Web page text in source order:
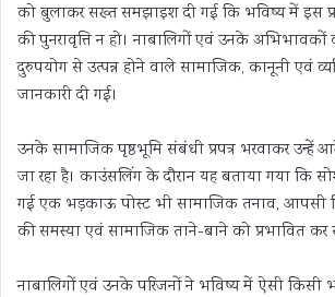
को बुलाकर सख्त समझाइश दी गई कि भविष्य में इस
की पुनरावृत्ति न हो। नाबालिगों एवं उनके
दुरुपयोग से उत्पन्न होने वाले सामाजिक, कानूनी एवं
जानकारी दी गई।
उनके सामाजिक पृष्ठभूमि संबंधी प्रपत्र भरवाकर
जा रहा है। काउंसलिंग के दौरान यह बताया गया कि
गई एक भड़काऊ पोस्ट भी सामाजिक तनाव, आपसी
की समस्या एवं सामाजिक ताने-बाने को प्रभावित कर
नाबालिगों एवं उनके परिजनों ने भविष्य में ऐसी किसी